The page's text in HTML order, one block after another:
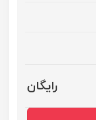
رایگان